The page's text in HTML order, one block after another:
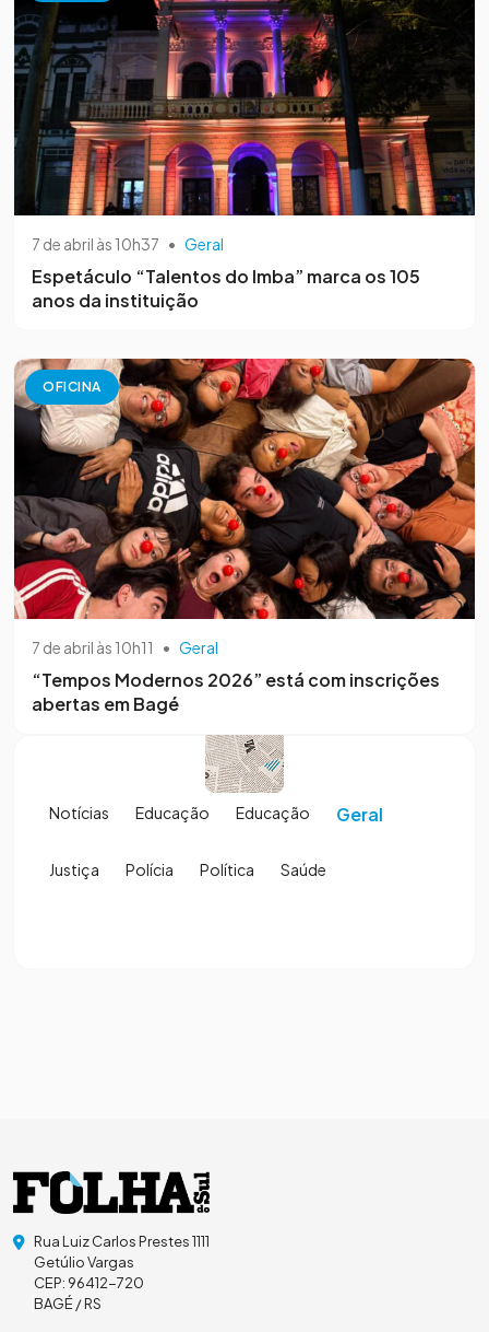
7 de abril às 10h37 • Geral
Espetáculo “Talentos do Imba” marca os 105
anos da instituição
OFICINA
7 de abril às 10h11 • Geral
“Tempos Modernos 2026” está com inscrições
abertas em Bagé
Notícias Educação Educação Geral
Justiça Polícia Política Saúde
Rua Luiz Carlos Prestes 1111
Getúlio Vargas
CEP: 96412-720
BAGÉ / RS